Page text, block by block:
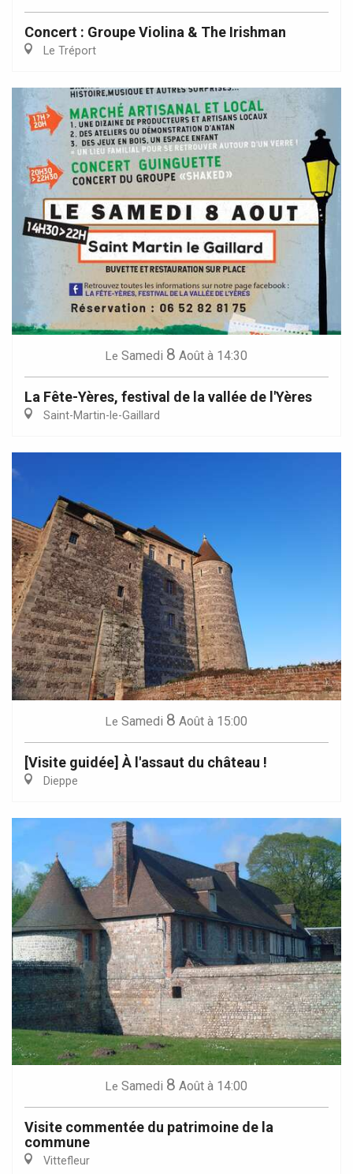
Concert : Groupe Violina & The Irishman
Le Tréport
Le Samedi 8 Août à 14:30
La Fête-Yères, festival de la vallée de l'Yères
Saint-Martin-le-Gaillard
Le Samedi 8 Août à 15:00
[Visite guidée] À l'assaut du château !
Dieppe
Le Samedi 8 Août à 14:00
Visite commentée du patrimoine de la
commune
Vittefleur